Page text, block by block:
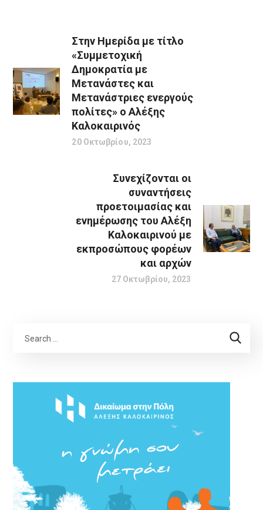
Στην Ημερίδα με τίτλο
«Συμμετοχική
Δημοκρατία με
Μετανάστες και
Μετανάστριες ενεργούς
πολίτες» ο Αλέξης
Καλοκαιρινός
20 Οκτωβρίου, 2023
Συνεχίζονται οι
συναντήσεις
προετοιμασίας και
ενημέρωσης του Αλέξη
Καλοκαιρινού με
εκπροσώπους φορέων
και αρχών
27 Οκτωβρίου, 2023